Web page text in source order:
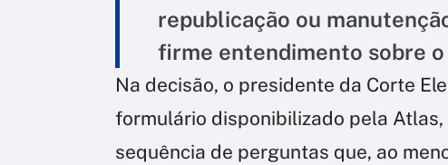
republicação ou
firme entendimento sobre o
Na decisão, o presidente da Corte
formulário disponibilizado pela
sequência de perguntas que, ao